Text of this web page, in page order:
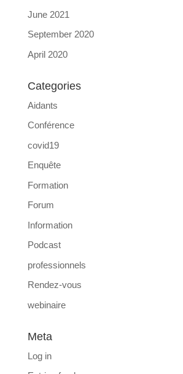
June 2021
September 2020
April 2020
Categories
Aidants
Conférence
covid19
Enquête
Formation
Forum
Information
Podcast
professionnels
Rendez-vous
webinaire
Meta
Log in